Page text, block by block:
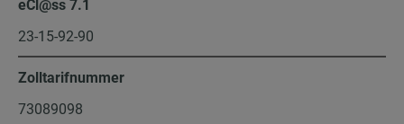
eCl@ss 7.1
23-15-92-90
Zolltarifnummer
73089098